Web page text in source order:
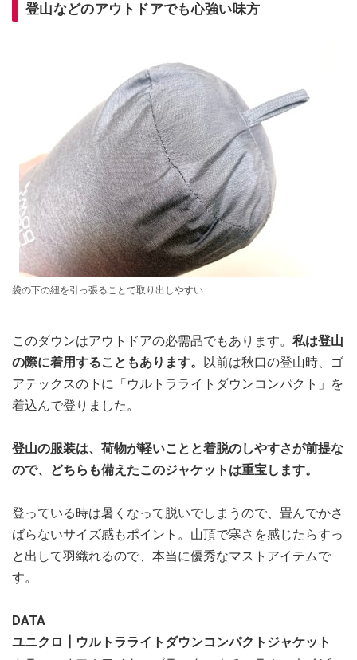
登山などのアウトドアでも心強い味方
袋の下の紐を引っ張ることで取り出しやすい
このダウンはアウトドアの必需品でもあります。 私は登山
の際に着用することもあります。 以前は秋口の登山時、ゴ
アテックスの下に「ウルトラライトダウンコンパクト」を
着込んで登りました。
登山の服装は、荷物が軽いことと着脱のしやすさが前提な
ので、どちらも備えたこのジャケットは重宝します。
登っている時は暑くなって脱いでしまうので、畳んでかさ
ばらないサイズ感もポイント。山頂で寒さを感じたらすっ
と出して羽織れるので、本当に優秀なマストアイテムで
す。
DATA
ユニクロ┃ウルトラライトダウンコンパクトジャケット